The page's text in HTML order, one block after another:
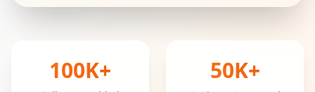
100K+ 50K+